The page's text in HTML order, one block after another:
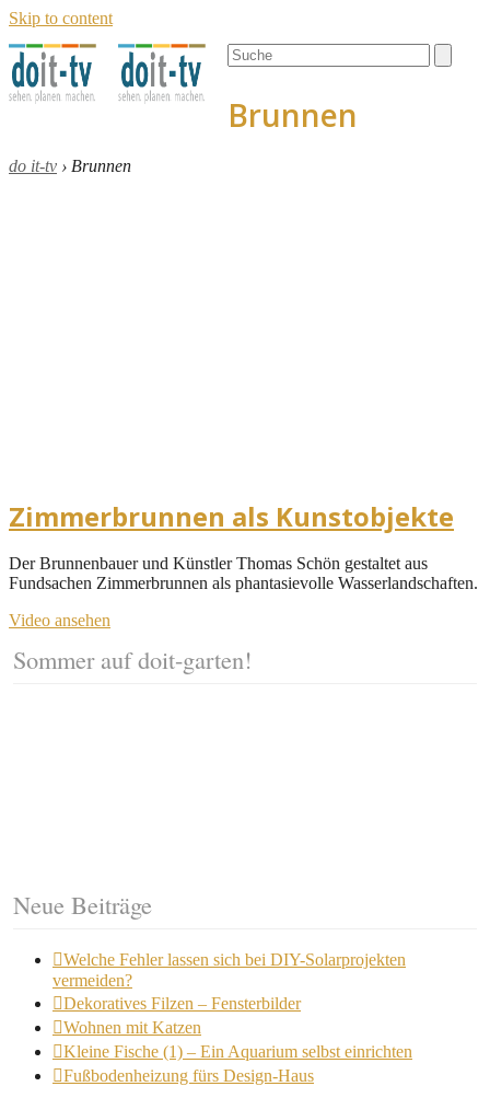
Skip to content
Open
mobile
Close
mobile
Search
Brunnen
do it-tv › Brunnen
Zimmerbrunnen als Kunstobjekte
Der Brunnenbauer und Künstler Thomas Schön gestaltet aus
Fundsachen Zimmerbrunnen als phantasievolle Wasserlandschaften.
Video ansehen
Sommer auf doit-garten!
Neue Beiträge
Welche Fehler lassen sich bei DIY-Solarprojekten
vermeiden?
Dekoratives Filzen – Fensterbilder
Wohnen mit Katzen
Kleine Fische (1) – Ein Aquarium selbst einrichten
Fußbodenheizung fürs Design-Haus